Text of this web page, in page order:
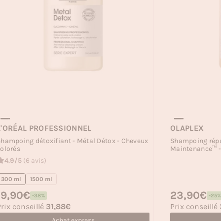
PROFESSIONNEL
détoxifiant - Métal Détox - Cheveux
4.9/5 (6 avis)
300 ml 1500 ml
soldé-38%
habituel
conseillé 31,88€
OLAPLEX
Shampoing
Maintenance™
Prix soldé
23,90€ -25%
Prix habituel
Prix conseillé